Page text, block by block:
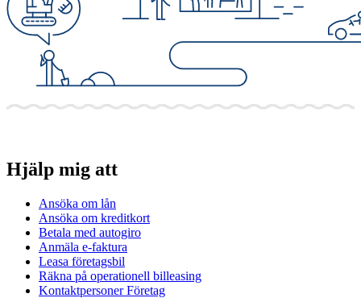
Hjälp mig att
Ansöka om lån
Ansöka om kreditkort
Betala med autogiro
Anmäla e-faktura
Leasa företagsbil
Räkna på operationell billeasing
Kontaktpersoner Företag